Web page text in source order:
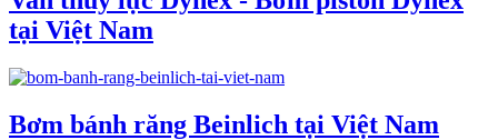
tại Việt Nam
Bơm bánh răng Beinlich tại Việt Nam